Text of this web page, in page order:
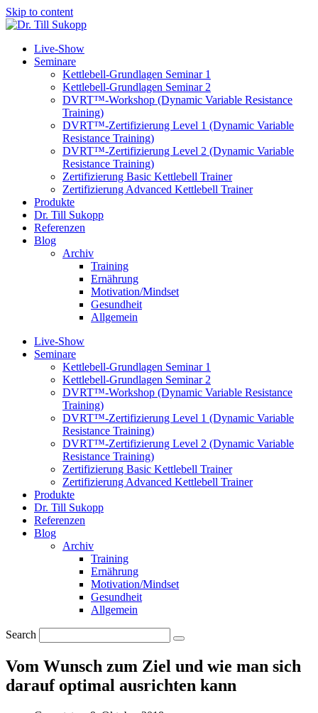
Skip to content
Live-Show
Seminare
Kettlebell-Grundlagen Seminar 1
Kettlebell-Grundlagen Seminar 2
DVRT™-Workshop (Dynamic Variable Resistance
Training)
DVRT™-Zertifizierung Level 1 (Dynamic Variable
Resistance Training)
DVRT™-Zertifizierung Level 2 (Dynamic Variable
Resistance Training)
Zertifizierung Basic Kettlebell Trainer
Zertifizierung Advanced Kettlebell Trainer
Produkte
Dr. Till Sukopp
Referenzen
Blog
Archiv
Training
Ernährung
Motivation/Mindset
Gesundheit
Allgemein
Live-Show
Seminare
Kettlebell-Grundlagen Seminar 1
Kettlebell-Grundlagen Seminar 2
DVRT™-Workshop (Dynamic Variable Resistance
Training)
DVRT™-Zertifizierung Level 1 (Dynamic Variable
Resistance Training)
DVRT™-Zertifizierung Level 2 (Dynamic Variable
Resistance Training)
Zertifizierung Basic Kettlebell Trainer
Zertifizierung Advanced Kettlebell Trainer
Produkte
Dr. Till Sukopp
Referenzen
Blog
Archiv
Training
Ernährung
Motivation/Mindset
Gesundheit
Allgemein
Search
Vom Wunsch zum Ziel und wie man sich
darauf optimal ausrichten kann